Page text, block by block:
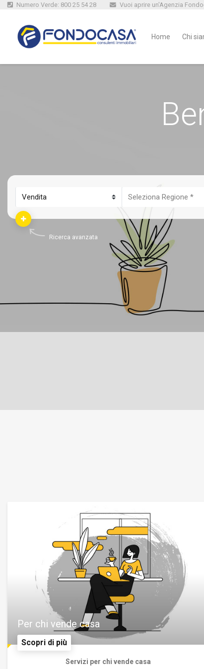
Numero Verde: 800 25 54 28 Vuoi aprire un'Agenzia
Home Chi
Ricerca avanzata
Scopri di più
Per chi vende casa
Servizi per chi vende casa